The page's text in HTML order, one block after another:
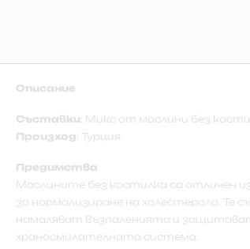
Описание
Съставки: Микс от маслини без
Произход: Турция.
Предимства
Маслините без костилка са отличен
за нормализиране на холестерола.
намаляват възпаленията и
храносмилателната система.